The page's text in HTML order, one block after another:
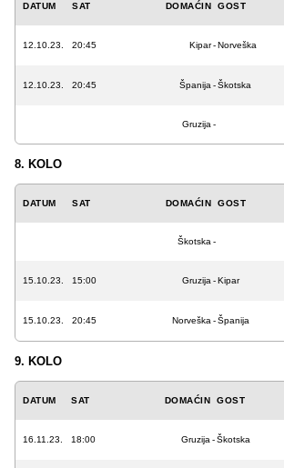
DATUM SAT DOMAĆIN GOST
12.10.23. 20:45 Kipar-Norveška
12.10.23. 20:45 Španija -Škotska
Gruzija -
8. KOLO
DATUM SAT DOMAĆIN GOST
Škotska -
15.10.23. 15:00 Gruzija -Kipar
15.10.23. 20:45 Norveška -Španija
9. KOLO
DATUM SAT DOMAĆIN GOST
16.11.23. 18:00 Gruzija -Škotska